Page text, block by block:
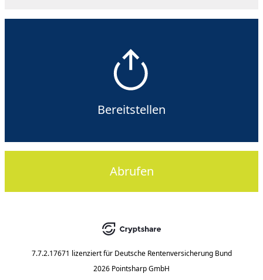
Bereitstellen
Abrufen
7.7.2.17671 lizenziert für Deutsche Rentenversicherung Bund
2026 Pointsharp GmbH